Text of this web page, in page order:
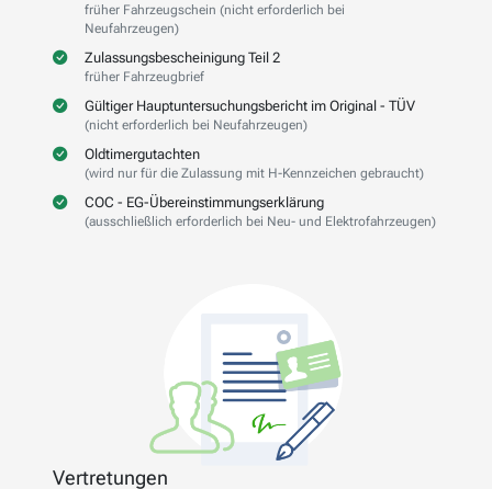
früher Fahrzeugschein (nicht erforderlich bei
Neufahrzeugen)
Zulassungsbescheinigung Teil 2
früher Fahrzeugbrief
Gültiger Hauptuntersuchungsbericht im Original - TÜV
(nicht erforderlich bei Neufahrzeugen)
Oldtimergutachten
(wird nur für die Zulassung mit H-Kennzeichen gebraucht)
COC - EG-Übereinstimmungserklärung
(ausschließlich erforderlich bei Neu- und Elektrofahrzeugen)
Vertretungen